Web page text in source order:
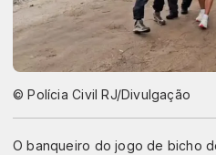
© Polícia Civil RJ/Divulgação
O banqueiro do jogo de bicho